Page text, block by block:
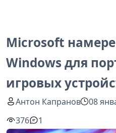
Microsoft
Windows для
игровых
Антон Капранов
08
376
1